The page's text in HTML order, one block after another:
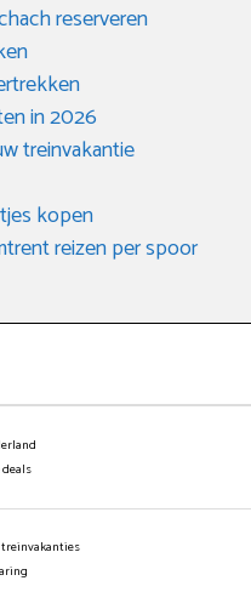
reserveren
in 2026
treinvakantie
kopen
reizen per spoor
treinvakanties